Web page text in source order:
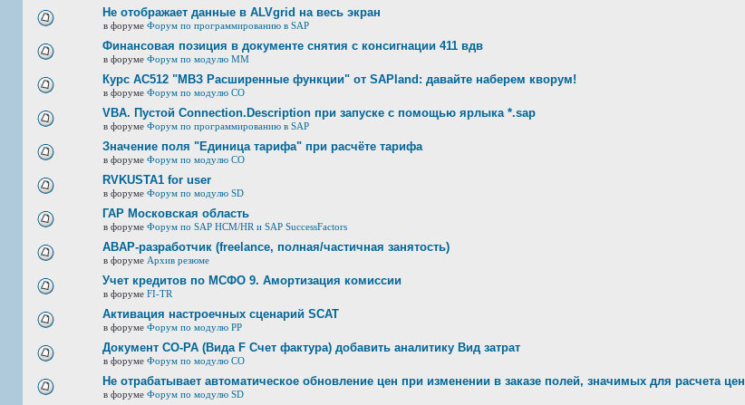
Не отображает данные в ALVgrid на весь экран
в форуме Форум по программированию в SAP
Финансовая позиция в документе снятия с консигнации 411 вдв
в форуме Форум по модулю ММ
Курс AC512 "МВЗ Расширенные функции" от SAPland: давайте наберем кворум!
в форуме Форум по модулю СО
VBA. Пустой Connection.Description при запуске с помощью ярлыка *.sap
в форуме Форум по программированию в SAP
Значение поля "Единица тарифа" при расчёте тарифа
в форуме Форум по модулю СО
RVKUSTA1 for user
в форуме Форум по модулю SD
ГАР Московская область
в форуме Форум по SAP HCM/HR и SAP SuccessFactors
ABAP-разработчик (freelance, полная/частичная занятость)
в форуме Архив резюме
Учет кредитов по МСФО 9. Амортизация комиссии
в форуме FI-TR
Активация настроечных сценарий SCAT
в форуме Форум по модулю РР
Документ CO-PA (Вида F Счет фактура) добавить аналитику Вид затрат
в форуме Форум по модулю СО
Не отрабатывает автоматическое обновление цен при изменении в заказе полей, значимых для расчета цен
в форуме Форум по модулю SD